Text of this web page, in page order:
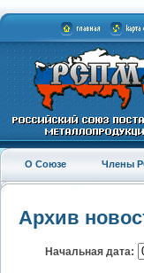
О Союзе Члены
Архив
Начальная дата: